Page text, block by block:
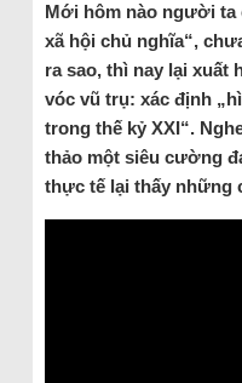
Mới hôm nào người ta
xã hội chủ nghĩa“,
ra sao, thì nay lại xuất
vóc vũ trụ: xác định
trong thế kỷ XXI“.
thảo một siêu cường
thực tế lại thấy những